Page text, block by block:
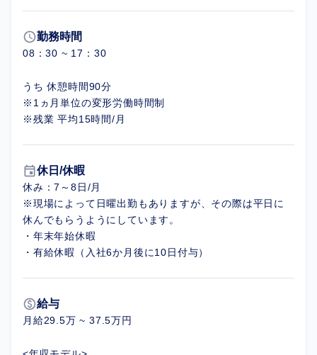
schedule勤務時間
08：30 ~ 17：30
うち 休憩時間90分
※1ヵ月単位の変形労働時間制
※残業 平均15時間/月
event休日/休暇
休み：7～8日/月
※現場によって日曜出勤もありますが、その際は平日に
休んでもらうようにしています。
・年末年始休暇
・有給休暇（入社6か月後に10日付与）
paid給与
月給29.5万 ~ 37.5万円